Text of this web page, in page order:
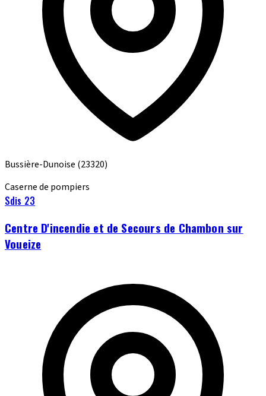
Bussière-Dunoise (23320)
Caserne de pompiers
Sdis 23
Centre D'incendie et de Secours de Chambon sur
Voueize